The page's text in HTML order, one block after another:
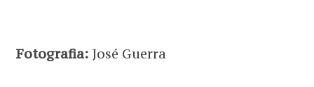
Fotografia: José Guerra